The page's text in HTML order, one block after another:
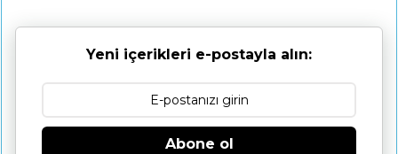
Yeni içerikleri e-postayla alın:
Abone ol